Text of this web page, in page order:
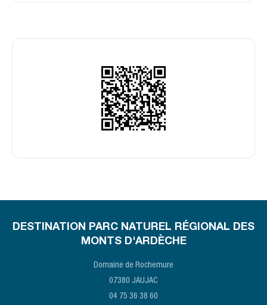
DESTINATION PARC NATUREL RÉGIONAL DES
MONTS D'ARDÈCHE
Domaine de Rochemure
07380 JAUJAC
04 75 36 38 60